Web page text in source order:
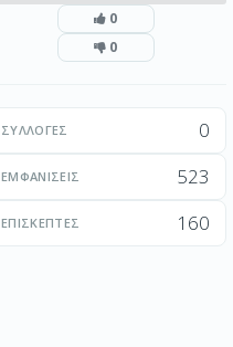
0
0
ΣΥΛΛΟΓΈΣ 0
ΕΜΦΑΝΊΣΕΙΣ 523
ΕΠΙΣΚΈΠΤΕΣ 160